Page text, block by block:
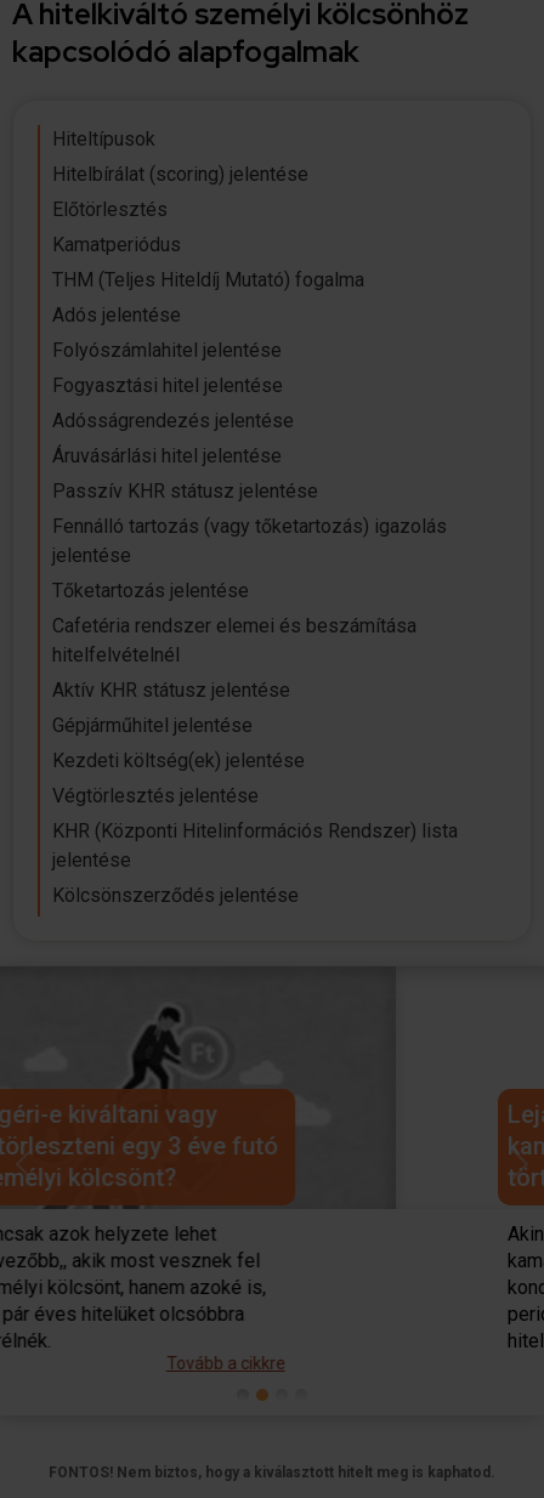
A hitelkiváltó személyi kölcsönhöz
kapcsolódó alapfogalmak
Hiteltípusok
Hitelbírálat (scoring) jelentése
Előtörlesztés
Kamatperiódus
THM (Teljes Hiteldíj Mutató) fogalma
Adós jelentése
Folyószámlahitel jelentése
Fogyasztási hitel jelentése
Adósságrendezés jelentése
Áruvásárlási hitel jelentése
Passzív KHR státusz jelentése
Fennálló tartozás (vagy tőketartozás) igazolás
jelentése
Tőketartozás jelentése
Cafetéria rendszer elemei és beszámítása
hitelfelvételnél
Aktív KHR státusz jelentése
Gépjárműhitel jelentése
Kezdeti költség(ek) jelentése
Végtörlesztés jelentése
KHR (Központi Hitelinformációs Rendszer) lista
jelentése
Kölcsönszerződés jelentése
Lejár a 10 éves
kamatperiódusod? Mi
történik a hiteleddel?
Akinek most jár le a 10 éves
kamatperiódusa, az milyen
kondíciókra számíthat a következő
periódusban, és megérheti-e neki egy
Previous Next
FONTOS! Nem biztos, hogy a kiválasztott hitelt meg is kaphatod.